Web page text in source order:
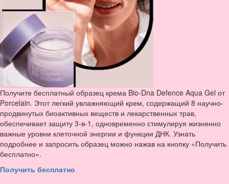
Получите бесплатный образец крема Bio-Dna Defence Aqua Gel от
Porcelain. Этот легкий увлажняющий крем, содержащий 8 научно-
продвинутых биоактивных веществ и лекарственных трав,
обеспечивает защиту 3-в-1, одновременно стимулируя жизненно
важные уровни клеточной энергии и функции ДНК. Узнать
подробнее и запросить образец можно нажав на кнопку «Получить
бесплатно».
Получить бесплатно